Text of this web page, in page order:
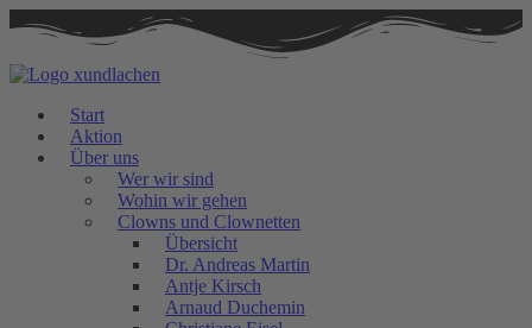
Inhalt
springen
Start
Aktion
Über uns
Wer wir sind
Wohin wir gehen
Clowns und Clownetten
Übersicht
Dr. Andreas Martin
Antje Kirsch
Arnaud Duchemin